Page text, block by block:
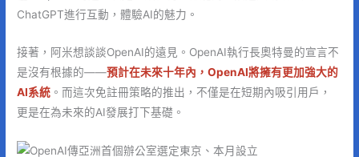
ChatGPT進行互動，體驗AI的魅力。
接著，阿米想談談OpenAI的遠見。OpenAI執行長奧特曼的宣言不
是沒有根據的——預計在未來十年內，OpenAI將擁有更加強大的
AI系統 。而這次免註冊策略的推出，不僅是在短期內吸引用戶，
更是在為未來的AI發展打下基礎。